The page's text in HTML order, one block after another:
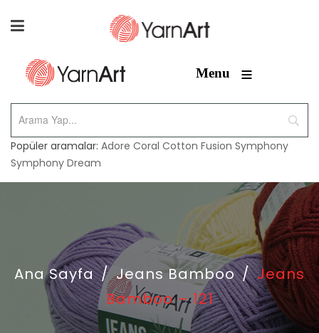
Menu ≡
Popüler aramalar: Adore Coral Cotton Fusion Symphony
Symphony Dream
Ana Sayfa / Jeans Bamboo / Jeans
Bamboo – 121